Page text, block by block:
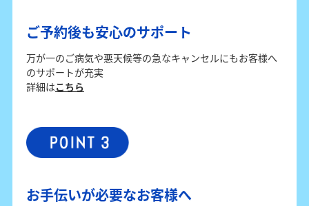
ご予約後も安心のサポート
万が一のご病気や悪天候等の急なキャンセルにもお客様へ
のサポートが充実
詳細はこちら
お手伝いが必要なお客様へ